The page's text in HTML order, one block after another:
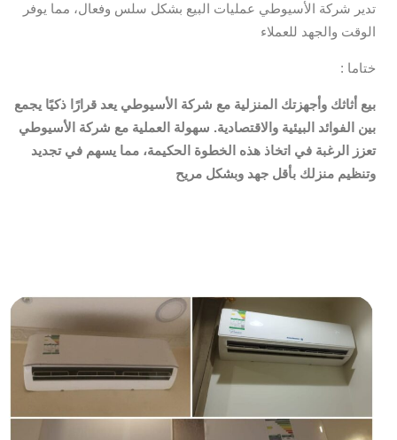
الوقت والجهد للعملاء
: ختاما
بيع أثاثك وأجهزتك المنزلية مع شركة الأسيوطي يعد قرارًا ذكيًا يجمع
بين الفوائد البيئية والاقتصادية. سهولة العملية مع شركة الأسيوطي
تعزز الرغبة في اتخاذ هذه الخطوة الحكيمة، مما يسهم في تجديد
وتنظيم منزلك بأقل جهد وبشكل مريح